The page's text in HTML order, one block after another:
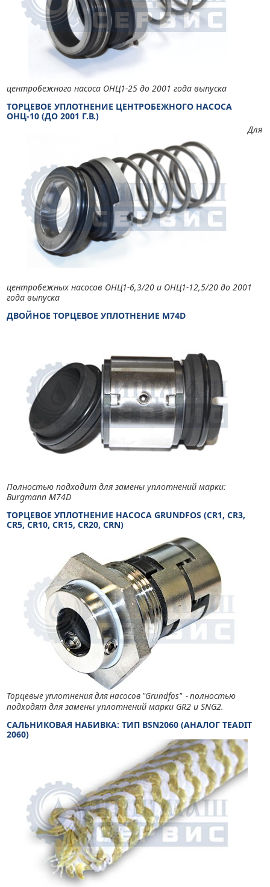
центробежного насоса ОНЦ1-25 до 2001 года выпуска
ТОРЦЕВОЕ УПЛОТНЕНИЕ ЦЕНТРОБЕЖНОГО НАСОСА
ОНЦ-10 (ДО 2001 Г.В.)
Для
центробежных насосов ОНЦ1-6,3/20 и ОНЦ1-12,5/20 до 2001
года выпуска
ДВОЙНОЕ ТОРЦЕВОЕ УПЛОТНЕНИЕ M74D
Полностью подходит для замены уплотнений марки:
Burgmann M74D
ТОРЦЕВОЕ УПЛОТНЕНИЕ НАСОСА GRUNDFOS (CR1, CR3,
CR5, CR10, CR15, CR20, CRN)
Торцевые уплотнения для насосов "Grundfos" - полностью
подходят для замены уплотнений марки GR2 и SNG2.
САЛЬНИКОВАЯ НАБИВКА: ТИП BSN2060 (АНАЛОГ TEADIT
2060)